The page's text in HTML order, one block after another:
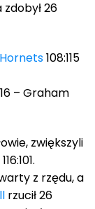
26
108:115
– Graham
zwiększyli
z rzędu, a
rzucił 26